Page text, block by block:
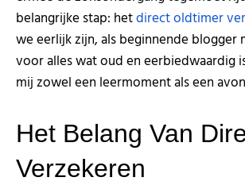
belangrijke stap: hetdirect oldtimer
we eerlijk zijn, als beginnende blogger
voor alles wat oud en eerbiedwaardig
mij zowel een leermoment als een
Het Belang Van
Verzekeren